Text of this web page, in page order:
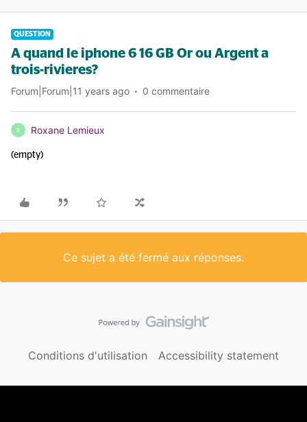
QUESTION
A quand le iphone 6 16 GB Or ou Argent a
trois-rivieres?
Forum|Forum|11 years ago 0 commentaire
R Roxane Lemieux
(empty)
Ce sujet a été fermé aux réponses.
Conditions d'utilisation Accessibility statement